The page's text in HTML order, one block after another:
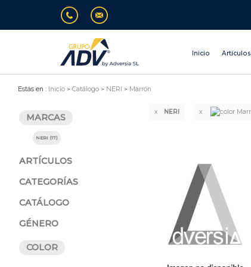
Inicio Artículos
Estás en : Inicio Catálogo NERI Marrón
MARCAS
NERI (17)
ARTÍCULOS
CATEGORÍAS
CATÁLOGO
GÉNERO
COLOR
NERI